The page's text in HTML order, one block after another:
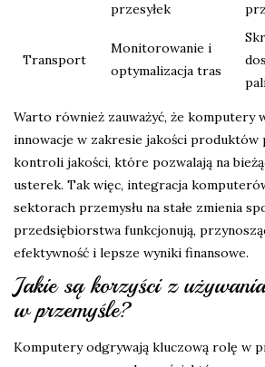
przesyłek
Transport
Monitorowanie i
optymalizacja tras
Warto również zauważyć, że komputery
innowacje w zakresie jakości produktów
kontroli jakości, które pozwalają na
usterek. Tak więc, integracja
sektorach przemysłu na stałe zmienia
przedsiębiorstwa funkcjonują,
efektywność i lepsze wyniki finansowe.
Jakie są korzyści z
w przemyśle?
Komputery odgrywają kluczową rolę w